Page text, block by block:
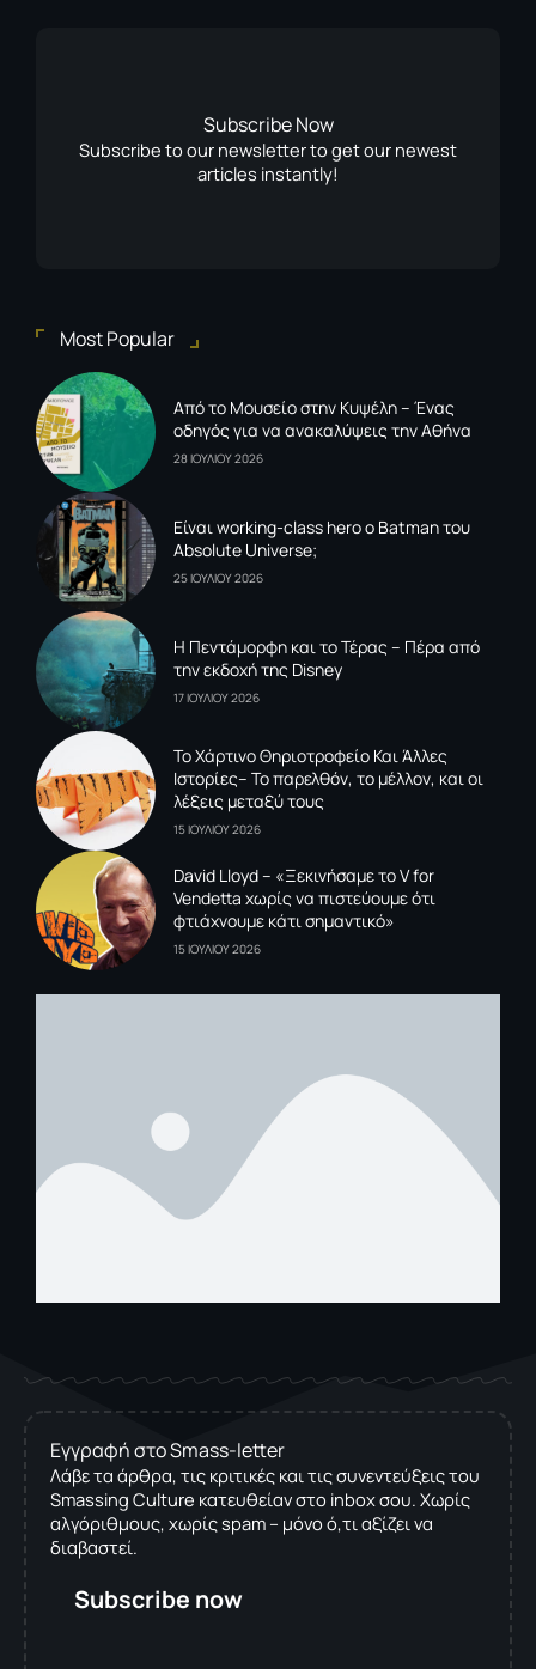
Subscribe Now
Subscribe to our newsletter to get our newest
articles instantly!
Most Popular
Από το Μουσείο στην Κυψέλη – Ένας
οδηγός για να ανακαλύψεις την Αθήνα
28 ΙΟΥΛΙΟΥ 2026
Είναι working-class hero ο Batman του
Absolute Universe;
25 ΙΟΥΛΙΟΥ 2026
Η Πεντάμορφη και το Τέρας – Πέρα από
την εκδοχή της Disney
17 ΙΟΥΛΙΟΥ 2026
To Xάρτινο Θηριοτροφείο Και Άλλες
Ιστορίες– Το παρελθόν, το μέλλον, και οι
λέξεις μεταξύ τους
15 ΙΟΥΛΙΟΥ 2026
David Lloyd – «Ξεκινήσαμε το V for
Vendetta χωρίς να πιστεύουμε ότι
φτιάχνουμε κάτι σημαντικό»
15 ΙΟΥΛΙΟΥ 2026
Εγγραφή στο Smass-letter
Λάβε τα άρθρα, τις κριτικές και τις συνεντεύξεις του
Smassing Culture κατευθείαν στο inbox σου. Χωρίς
αλγόριθμους, χωρίς spam – μόνο ό,τι αξίζει να
διαβαστεί.
Subscribe now